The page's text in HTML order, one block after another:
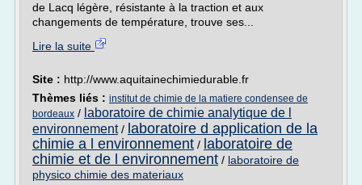
de Lacq légère, résistante à la traction et aux
changements de température, trouve ses...
Lire la suite
Site : http://www.aquitainechimiedurable.fr
Thèmes liés : institut de chimie de la matiere condensee de
bordeaux / laboratoire de chimie analytique de l
environnement/ laboratoire d application de la
chimie a l environnement / laboratoire de
chimie et de l environnement / laboratoire de
physico chimie des materiaux